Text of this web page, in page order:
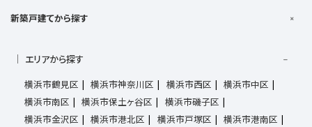
新築戸建てから探す
エリアから探す
横浜市鶴見区
横浜市神奈川区 横浜市西区
横浜市中区
横浜市南区
横浜市保土ヶ谷区
横浜市磯子区
横浜市金沢区
横浜市港北区 横浜市戸塚区
横浜市港南区